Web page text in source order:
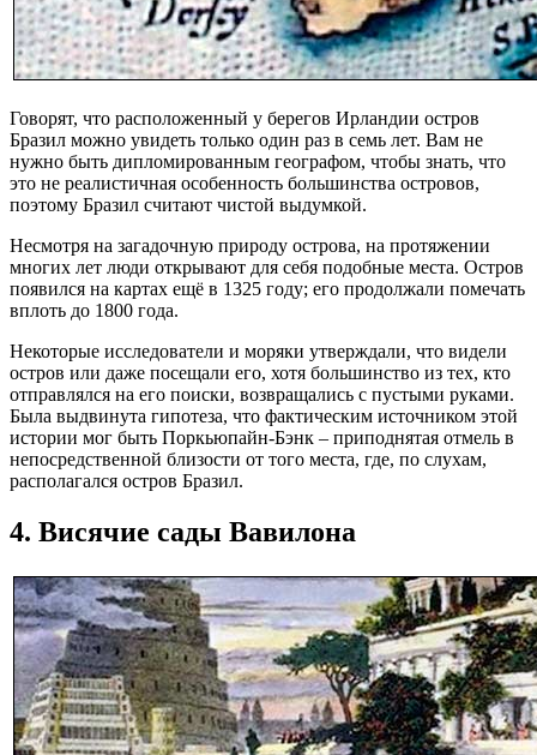
Говорят, что расположенный у берегов Ирландии остров
Бразил можно увидеть только один раз в семь лет. Вам не
нужно быть дипломированным географом, чтобы знать, что
это не реалистичная особенность большинства островов,
поэтому Бразил считают чистой выдумкой.
Несмотря на загадочную природу острова, на протяжении
многих лет люди открывают для себя подобные места. Остров
появился на картах ещё в 1325 году; его продолжали помечать
вплоть до 1800 года.
Некоторые исследователи и моряки утверждали, что видели
остров или даже посещали его, хотя большинство из тех, кто
отправлялся на его поиски, возвращались с пустыми руками.
Была выдвинута гипотеза, что фактическим источником этой
истории мог быть Поркьюпайн-Бэнк – приподнятая отмель в
непосредственной близости от того места, где, по слухам,
располагался остров Бразил.
4. Висячие сады Вавилона